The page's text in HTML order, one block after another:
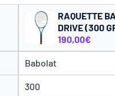
RAQUETTE
DRIVE (300
190,00€
Babolat
300